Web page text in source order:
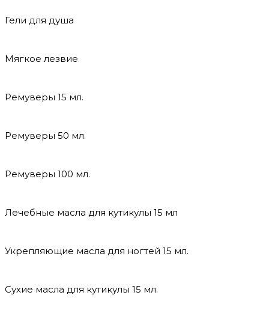
Гели для душа
Мягкое лезвие
Ремуверы 15 мл.
Ремуверы 50 мл.
Ремуверы 100 мл.
Лечебные масла для кутикулы 15 мл
Укрепляющие масла для ногтей 15 мл.
Сухие масла для кутикулы 15 мл.